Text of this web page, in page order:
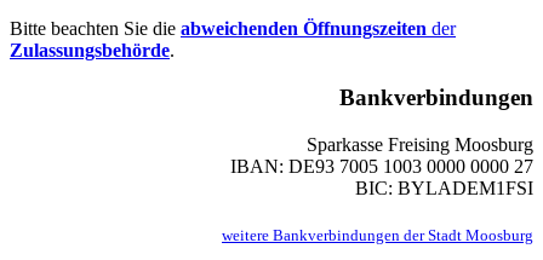
Bitte beachten Sie die abweichenden Öffnungszeiten der
Zulassungsbehörde.
Bankverbindungen
Sparkasse Freising Moosburg
IBAN: DE93 7005 1003 0000 0000 27
BIC: BYLADEM1FSI
weitere Bankverbindungen der Stadt Moosburg